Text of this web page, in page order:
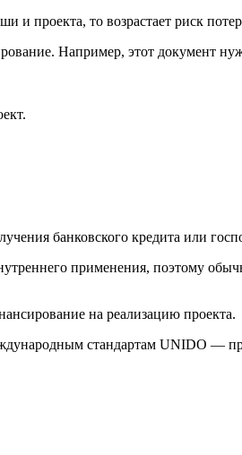
и проекта, то возрастает риск
Например, этот документ
банковского кредита или
применения, поэтому
на реализацию проекта.
стандартам UNIDO —